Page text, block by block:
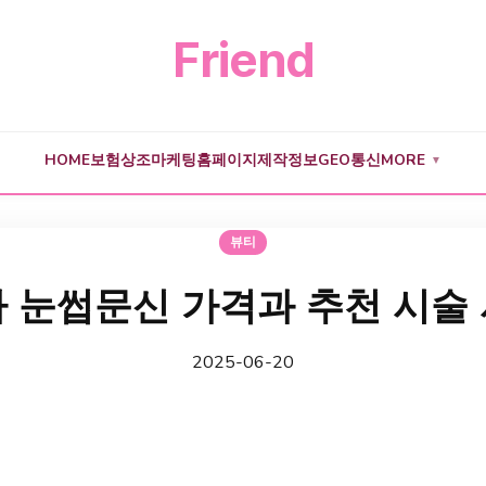
Friend
HOME보험상조마케팅홈페이지제작정보GEO통신MORE ▼
뷰티
눈썹문신 가격과 추천 시술
2025-06-20